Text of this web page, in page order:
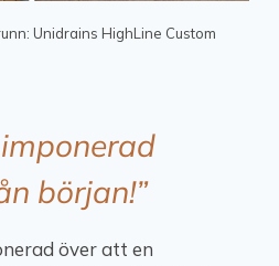
Unidrains HighLine Custom
imponerad
början!”
över att en